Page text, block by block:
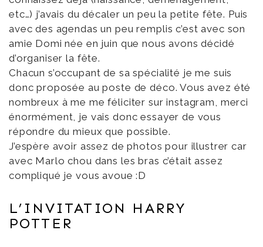
etc…) j’avais du décaler un peu la petite fête. Puis
avec des agendas un peu remplis c’est avec son
amie Domi née en juin que nous avons décidé
d’organiser la fête.
Chacun s’occupant de sa spécialité je me suis
donc proposée au poste de déco. Vous avez été
nombreux à me me féliciter sur instagram, merci
énormément, je vais donc essayer de vous
répondre du mieux que possible.
J’espère avoir assez de photos pour illustrer car
avec Marlo chou dans les bras c’était assez
compliqué je vous avoue :D
L’INVITATION HARRY
POTTER